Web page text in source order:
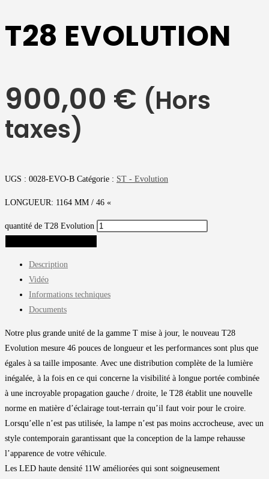
T28 EVOLUTION
900,00 € (Hors
taxes)
UGS : 0028-EVO-B Catégorie : ST - Evolution
LONGUEUR: 1164 MM / 46 «
quantité de T28 Evolution
Description
Vidéo
Informations techniques
Documents
Notre plus grande unité de la gamme T mise à jour, le nouveau T28
Evolution mesure 46 pouces de longueur et les performances sont plus que
égales à sa taille imposante. Avec une distribution complète de la lumière
inégalée, à la fois en ce qui concerne la visibilité à longue portée combinée
à une incroyable propagation gauche / droite, le T28 établit une nouvelle
norme en matière d’éclairage tout-terrain qu’il faut voir pour le croire.
Lorsqu’elle n’est pas utilisée, la lampe n’est pas moins accrocheuse, avec un
style contemporain garantissant que la conception de la lampe rehausse
l’apparence de votre véhicule.
Les LED haute densité 11W améliorées qui sont soigneusement